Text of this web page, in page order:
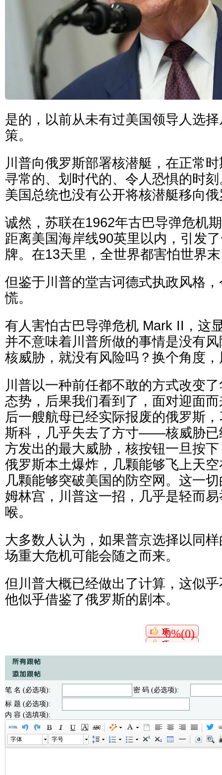
是的，以前从未有过美国领导人选
策。
川普向俄罗斯部署核潜艇，在正常
寻常的、划时代的、令人恐惧的时
美国总统也没有公开将核潜艇移向
诚然，苏联在1962年古巴导弹危机
距离美国海岸线90英里以内，引发
牌。在13天里，全世界都害怕世界
但鉴于川普的堂吉诃德式执政风格
慌。
有人害怕古巴导弹危机 Mark II，这
并不意味着川普所做的事情是没有
核威胁，就没有风险吗？换个角度
川普以一种前任都不敢的方式改变
态势，后果我们看到了，面对迎面
后一艘航母已经实际报废的俄罗斯
斯科，几乎失去了方寸——核威胁已
方发出的最大威胁，核按钮一旦按
俄罗斯本土爆炸，几颗能够飞上天
几颗能够突破美国的防空网。这一
姆林宫，川普这一招，几乎是轻而
喉。
大多数人认为，如果普京选择以同
场重大危机可能会随之而来。
但川普大概已经做出了计算，这似
他似乎借鉴了俄罗斯的剧本。
0%(0)
笔 名 (必选项):
密 码 (必选项):
标 题 (必选项):
内 容 (选填项):
字体 字号